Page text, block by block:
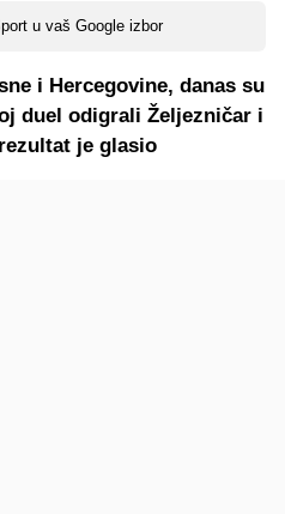
u vaš Google izbor
i Hercegovine, danas su
duel odigrali Željezničar i
je glasio